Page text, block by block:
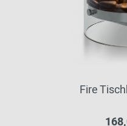
Fire